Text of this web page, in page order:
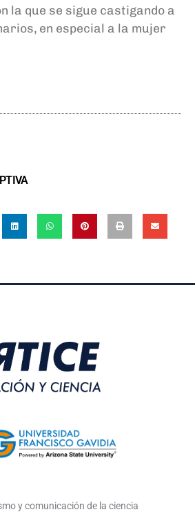
la que se sigue castigando a
en especial a la mujer
y comunicación de la ciencia